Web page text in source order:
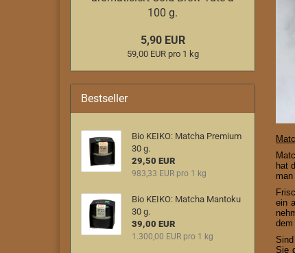
hat
ein
Sie
100 g.
5,90 EUR
59,00 EUR pro 1 kg
Bestseller
Bio KEIKO: Matcha Premium
30 g.
29,50 EUR
983,33 EUR pro 1 kg
Bio KEIKO: Matcha Mantoku
30 g.
39,00 EUR
1.300,00 EUR pro 1 kg